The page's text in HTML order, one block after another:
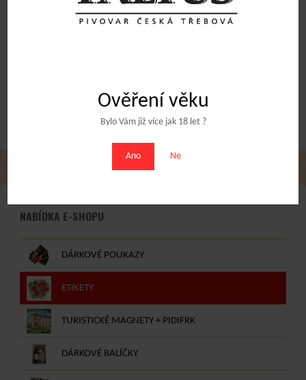
Ověření věku
Bylo Vám již více jak 18 let ?
Ano Ne
Přidat do košíku Přidat do košíku
NABÍDKA E-SHOPU
DÁRKOVÉ POUKAZY
ETIKETY
TURISTICKÉ MAGNETY + PIDIFRK
DÁRKOVÉ BALÍČKY